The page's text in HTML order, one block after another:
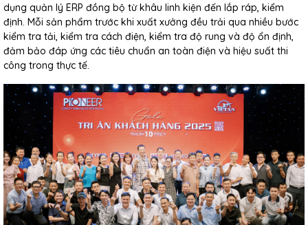
dụng quản lý ERP đồng bộ từ khâu linh kiện đến lắp ráp, kiểm
định. Mỗi sản phẩm trước khi xuất xưởng đều trải qua nhiều bước
kiểm tra tải, kiểm tra cách điện, kiểm tra độ rung và độ ổn định,
đảm bảo đáp ứng các tiêu chuẩn an toàn điện và hiệu suất thi
công trong thực tế.